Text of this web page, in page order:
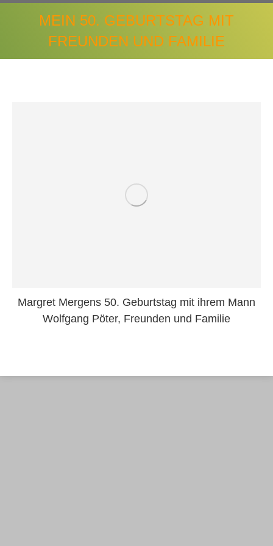
MEIN 50. GEBURTSTAG MIT
FREUNDEN UND FAMILIE
Margret Mergens 50. Geburtstag mit ihrem Mann
Wolfgang Pöter, Freunden und Familie